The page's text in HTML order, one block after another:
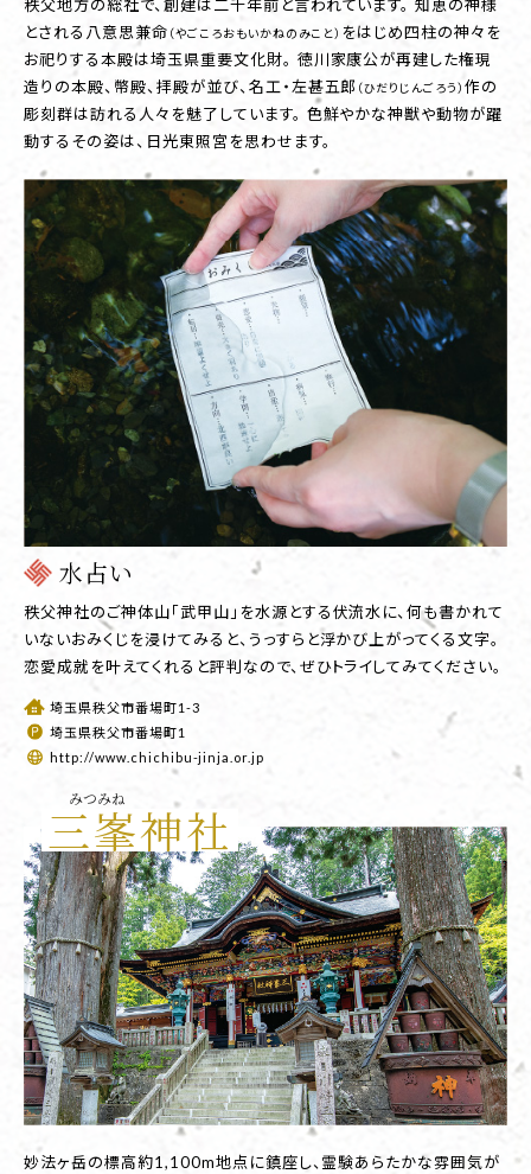
秩父地方の総社で、創建は二千年前と言われています。 知恵の神様
とされる八意思兼命 （やごころおもいかねのみこと） をはじめ四柱の神々を
お祀りする本殿は埼玉県重要文化財。 徳川家康公が再建した権現
造りの本殿、幣殿、拝殿が並び、名工・左甚五郎 （ひだりじんごろう）作の
彫刻群は訪れる人々を魅了しています。 色鮮やかな神獣や動物が躍
動するその姿は、日光東照宮を思わせます。
水占い
秩父神社のご神体山「武甲山」を水源とする伏流水に、何も書かれて
いないおみくじを浸けてみると、うっすらと浮かび上がってくる文字。
恋愛成就を叶えてくれると評判なので、ぜひトライしてみてください。
埼玉県秩父市番場町1-3
埼玉県秩父市番場町1
http://www.chichibu-jinja.or.jp
三峯神社
みつみね
妙法ヶ岳の標高約1,100m地点に鎮座し、霊験あらたかな雰囲気が